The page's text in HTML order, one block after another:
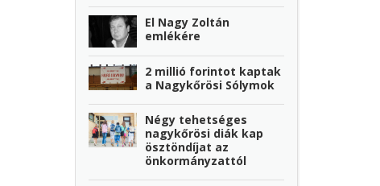
El Nagy Zoltán
emlékére
2 millió forintot kaptak
a Nagykőrösi Sólymok
Négy tehetséges
nagykőrösi diák kap
ösztöndíjat az
önkormányzattól